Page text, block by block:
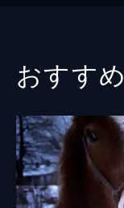
おすすめ